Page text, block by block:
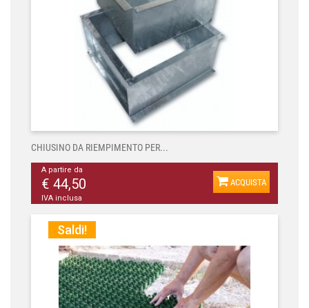
CHIUSINO DA RIEMPIMENTO PER...
A partire da
€ 44,50
IVA inclusa
ACQUISTA
Saldi!